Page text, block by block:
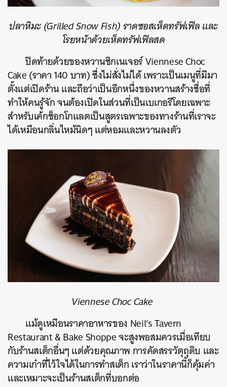
ปลาหิมะ (Grilled Snow Fish) ราดซอสเห็ดทรัฟเฟิล และ
โรยหน้าด้วยเห็ดทรัฟเฟิลสด
ปิดท้ายด้วยของหวานซิกเนเจอร์Viennese Choc
Cake (ราคา 140 บาท) ซึ่งไม่สั่งไม่ได้ เพราะเป็นเมนูที่มีมา
ตั้งแต่เปิดร้าน และถือว่าเป็นอีกหนึ่งของหวานสร้างชื่อที่
ทำให้คนรู้จัก จนต้องเปิดในส่วนที่เป็นเบเกอรีโดยเฉพาะ
สำหรับเค้กช็อกโกแลตเป็นสูตรเฉพาะของทางร้านที่เราจะ
ได้เหมือนกลิ่นไหม้นิดๆ แต่หอมและหวานลงตัว
Viennese Choc Cake
แม้ดูเหมือนราคาอาหารของ Neil’s Tavern
Restaurant & Bake Shoppe จะสูงพอสมควรเมื่อเทียบ
กับร้านสเต็กอื่นๆ แต่ด้วยคุณภาพ การคัดสรรวัตุถุดิบ และ
ความเก๋าที่ไว้ใจได้ในการทำสเต็ก เราว่าในราคานี้ก็คุ้มค่า
และเหมาะจะเป็นร้านสเต็กที่บอกต่อ